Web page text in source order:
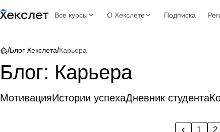
Все курсы О Хекслете Подписка
/Блог Хекслета/Карьера
Блог: Карьера
МотивацияИстории успехаДневник студента
1 2